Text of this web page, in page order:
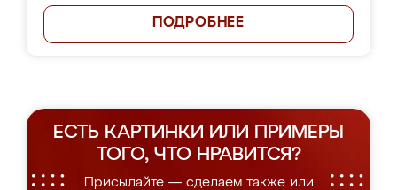
ПОДРОБНЕЕ
ЕСТЬ КАРТИНКИ ИЛИ ПРИМЕРЫ
ТОГО, ЧТО НРАВИТСЯ?
Присылайте — сделаем также или